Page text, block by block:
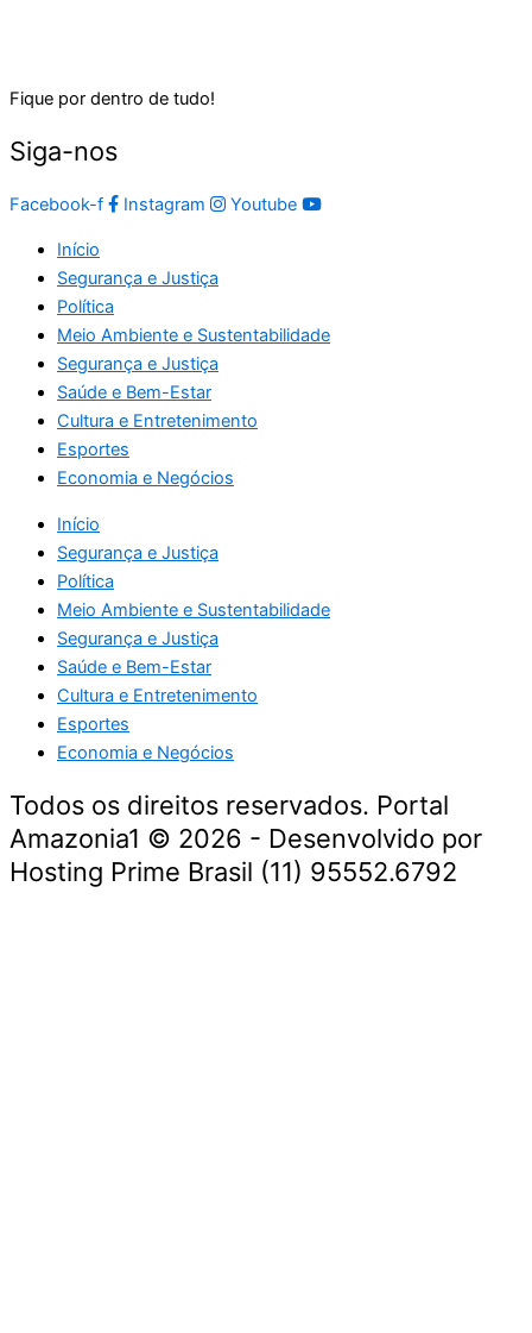
Fique por dentro de tudo!
Siga-nos
Facebook-f Instagram Youtube
Início
Segurança e Justiça
Política
Meio Ambiente e Sustentabilidade
Segurança e Justiça
Saúde e Bem-Estar
Cultura e Entretenimento
Esportes
Economia e Negócios
Início
Segurança e Justiça
Política
Meio Ambiente e Sustentabilidade
Segurança e Justiça
Saúde e Bem-Estar
Cultura e Entretenimento
Esportes
Economia e Negócios
Todos os direitos reservados. Portal
Amazonia1 © 2026 - Desenvolvido por
Hosting Prime Brasil (11) 95552.6792